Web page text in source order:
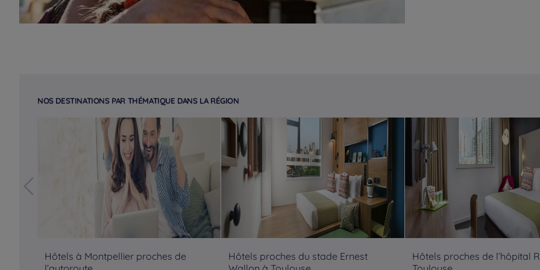
NOS DESTINATIONS PAR THÉMATIQUE DANS LA RÉGION
Hôtels à Montpellier proches de
Hôtels proches du stade Ernest
Hôtels proches de l’hôpital